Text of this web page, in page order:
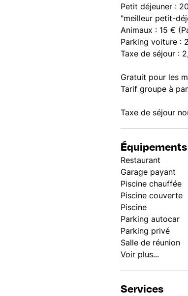
Petit déjeuner :
"meilleur petit-
Animaux : 15 €
Parking voiture :
Taxe de séjour :
Gratuit pour les
Tarif groupe à
Taxe de séjour
Équipements
Restaurant
Garage payant
Piscine chauffée
Piscine couverte
Piscine
Parking autocar
Parking privé
Salle de réunion
Voir plus...
Services